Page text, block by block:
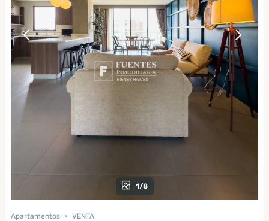
1/8
Apartamentos VENTA